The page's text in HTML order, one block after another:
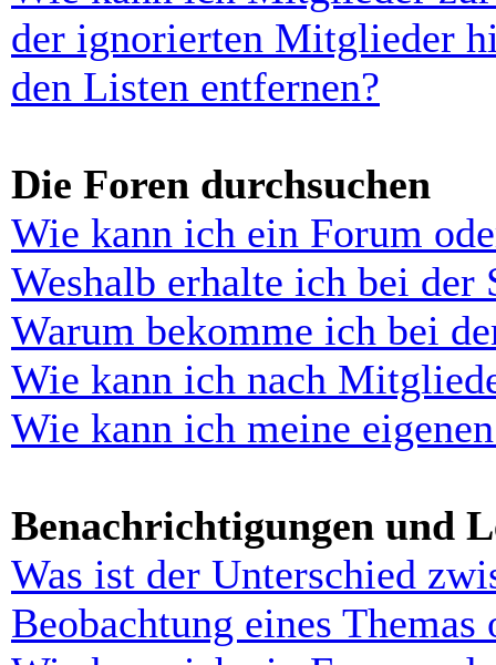
der ignorierten Mitglieder
den Listen entfernen?
Die Foren durchsuchen
Wie kann ich ein Forum
Weshalb erhalte ich bei der
Warum bekomme ich bei
Wie kann ich nach
Wie kann ich meine
Benachrichtigungen und
Was ist der Unterschied
Beobachtung eines Themas